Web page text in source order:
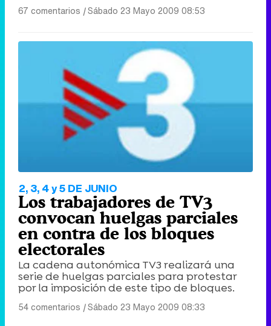
67 comentarios |Sábado 23 Mayo 2009 08:53
2, 3, 4 y 5 DE JUNIO
Los trabajadores de TV3
convocan huelgas parciales
en contra de los bloques
electorales
La cadena autonómica TV3 realizará una
serie de huelgas parciales para protestar
por la imposición de este tipo de bloques.
54 comentarios |Sábado 23 Mayo 2009 08:33